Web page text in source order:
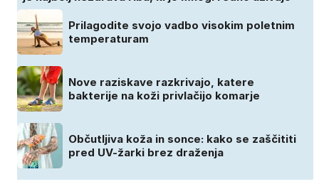
Prilagodite svojo vadbo visokim poletnim
temperaturam
Nove raziskave razkrivajo, katere
bakterije na koži privlačijo komarje
Občutljiva koža in sonce: kako se zaščititi
pred UV-žarki brez draženja